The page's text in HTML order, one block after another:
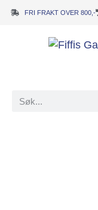
FRI FRAKT OVER 800,-